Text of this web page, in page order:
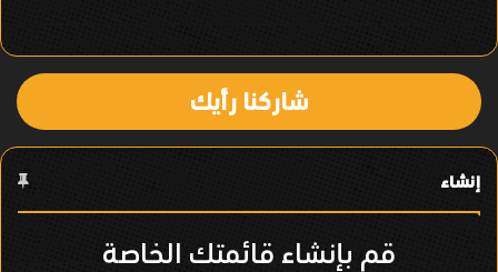
ا
ل
ع
ن
شاركنا رأيك
إنشاء
قم بإنشاء قائمتك الخاصة